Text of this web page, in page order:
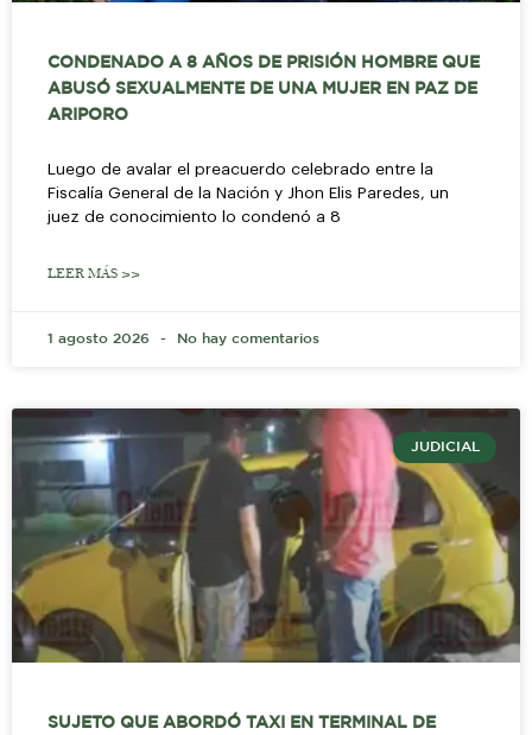
CONDENADO A 8 AÑOS DE PRISIÓN HOMBRE QUE
ABUSÓ SEXUALMENTE DE UNA MUJER EN PAZ DE
ARIPORO
Luego de avalar el preacuerdo celebrado entre la
Fiscalía General de la Nación y Jhon Elis Paredes, un
juez de conocimiento lo condenó a 8
LEER MÁS >>
1 agosto 2026 No hay comentarios
JUDICIAL
SUJETO QUE ABORDÓ TAXI EN TERMINAL DE